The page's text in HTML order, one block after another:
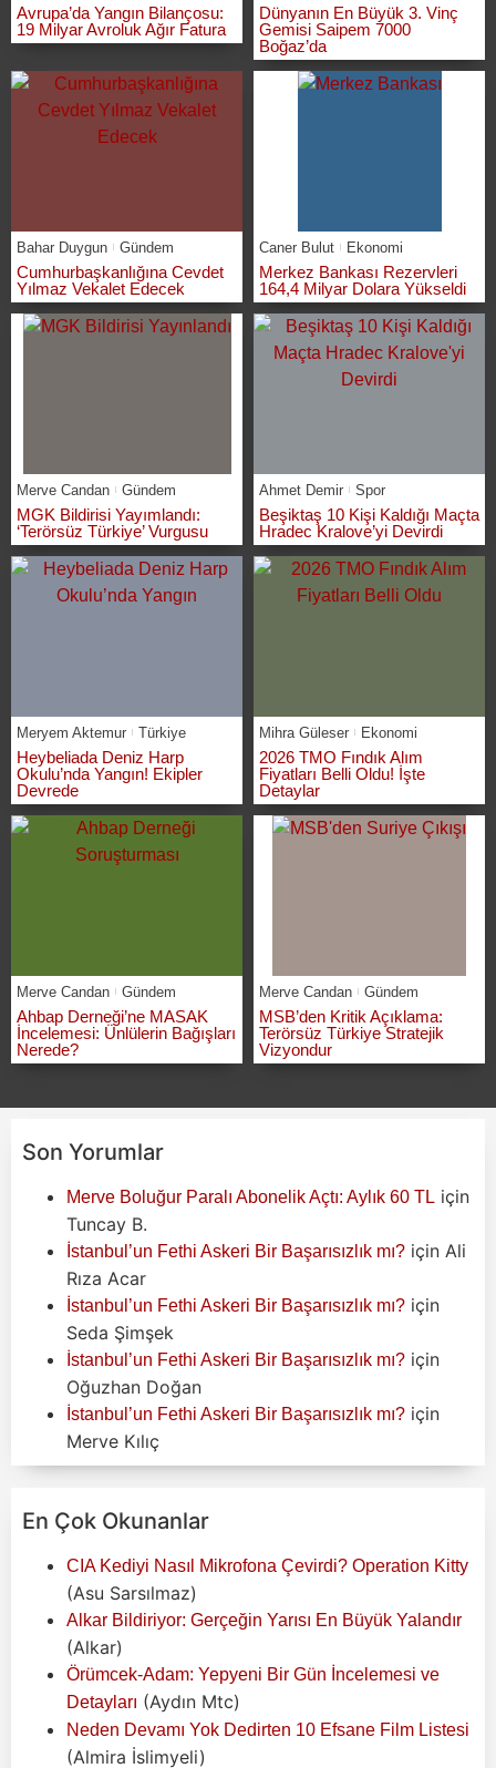
Avrupa’da Yangın Bilançosu:
19 Milyar Avroluk Ağır Fatura
Dünyanın En Büyük 3. Vinç
Gemisi Saipem 7000
Boğaz’da
Bahar Duygun Gündem
Cumhurbaşkanlığına Cevdet
Yılmaz Vekalet Edecek
Caner Bulut Ekonomi
Merkez Bankası Rezervleri
164,4 Milyar Dolara Yükseldi
Merve Candan Gündem
MGK Bildirisi Yayımlandı:
‘Terörsüz Türkiye’ Vurgusu
Ahmet Demir Spor
Beşiktaş 10 Kişi Kaldığı Maçta
Hradec Kralove’yi Devirdi
Meryem Aktemur Türkiye
Heybeliada Deniz Harp
Okulu’nda Yangın! Ekipler
Devrede
Mihra Güleser Ekonomi
2026 TMO Fındık Alım
Fiyatları Belli Oldu! İşte
Detaylar
Merve Candan Gündem
Ahbap Derneği’ne MASAK
İncelemesi: Ünlülerin Bağışları
Nerede?
Merve Candan Gündem
MSB’den Kritik Açıklama:
Terörsüz Türkiye Stratejik
Vizyondur
Son Yorumlar
Merve Boluğur Paralı Abonelik Açtı: Aylık 60 TL için
Tuncay B.
İstanbul’un Fethi Askeri Bir Başarısızlık mı? için Ali
Rıza Acar
İstanbul’un Fethi Askeri Bir Başarısızlık mı? için
Seda Şimşek
İstanbul’un Fethi Askeri Bir Başarısızlık mı? için
Oğuzhan Doğan
İstanbul’un Fethi Askeri Bir Başarısızlık mı? için
Merve Kılıç
En Çok Okunanlar
CIA Kediyi Nasıl Mikrofona Çevirdi? Operation Kitty
(Asu Sarsılmaz)
Alkar Bildiriyor: Gerçeğin Yarısı En Büyük Yalandır
(Alkar)
Örümcek-Adam: Yepyeni Bir Gün İncelemesi ve
Detayları (Aydın Mtc)
Neden Devamı Yok Dedirten 10 Efsane Film Listesi
(Almira İslimyeli)